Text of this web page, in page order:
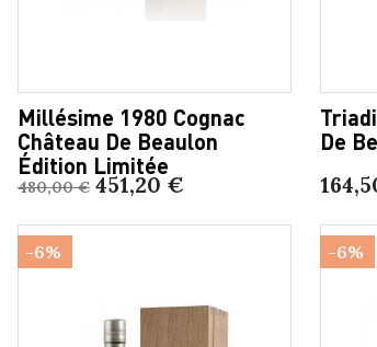
Millésime 1980 Cognac
Château De Beaulon
Édition Limitée
480,00 € 451,20 €
De
-6% -6%